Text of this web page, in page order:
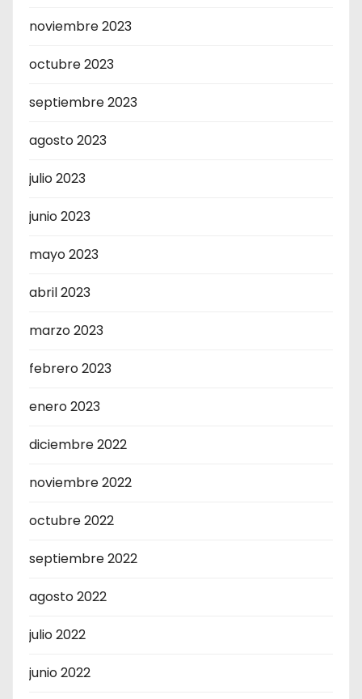
noviembre 2023
octubre 2023
septiembre 2023
agosto 2023
julio 2023
junio 2023
mayo 2023
abril 2023
marzo 2023
febrero 2023
enero 2023
diciembre 2022
noviembre 2022
octubre 2022
septiembre 2022
agosto 2022
julio 2022
junio 2022